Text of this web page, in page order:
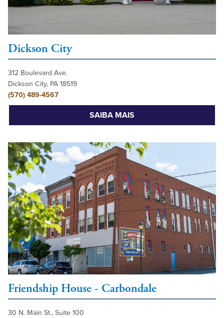
Dickson City
312 Boulevard Ave.
Dickson City, PA 18519
(570) 489-4567
SAIBA MAIS
Friendship House - Carbondale
30 N. Main St., Suite 100